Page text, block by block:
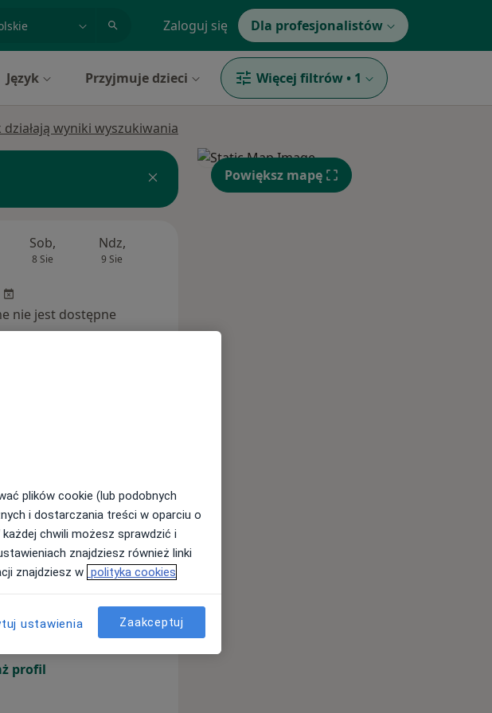
Zaloguj się Dla profesjonalistów
Język Przyjmuje dzieci Więcej filtrów • 1
działają wyniki wyszukiwania
Sob,
8 Sie
Ndz,
9 Sie
nie jest dostępne
Sob, Ndz, Pon,
nie jest dostępne
profil
Powiększ mapę
plików cookie (lub podobnych
i dostarczania treści w oparciu o
chwili możesz sprawdzić i
znajdziesz również linki
znajdziesz w polityka cookies
ustawienia Zaakceptuj